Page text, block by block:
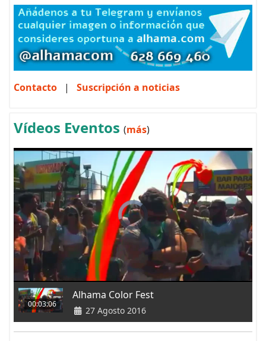
Contacto | Suscripción a noticias
Vídeos Eventos (más)
00:03:06
Alhama Color Fest
27 Agosto 2016